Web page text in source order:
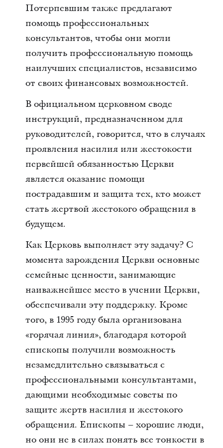
Потерпевшим также предлагают
помощь профессиональных
консультантов, чтобы они могли
получить профессиональную помощь
наилучших специалистов, независимо
от своих финансовых возможностей.
В официальном церковном своде
инструкций, предназначенном для
руководителей, говорится, что в случаях
проявления насилия или жестокости
первейшей обязанностью Церкви
является оказание помощи
пострадавшим и защита тех, кто может
стать жертвой жестокого обращения в
будущем.
Как Церковь выполняет эту задачу? С
момента зарождения Церкви основные
семейные ценности, занимающие
наиважнейшее место в учении Церкви,
обеспечивали эту поддержку. Кроме
того, в 1995 году была организована
«горячая линия», благодаря которой
епископы получили возможность
незамедлительно связываться с
профессиональными консультантами,
дающими необходимые советы по
защите жертв насилия и жестокого
обращения. Епископы – хорошие люди,
но они не в силах понять все тонкости в